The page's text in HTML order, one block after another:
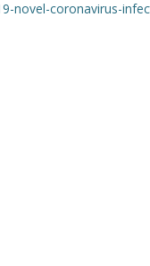
novel-coronavirus-